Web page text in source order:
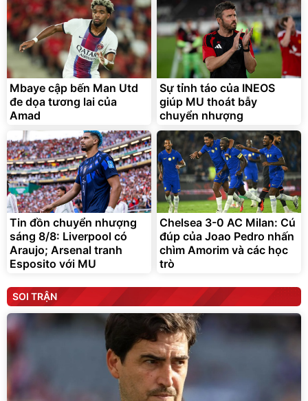
Mbaye cập bến Man Utd
đe dọa tương lai của
Amad
Sự tỉnh táo của INEOS
giúp MU thoát bẫy
chuyển nhượng
Tin đồn chuyển nhượng
sáng 8/8: Liverpool có
Araujo; Arsenal tranh
Esposito với MU
Chelsea 3-0 AC Milan: Cú
đúp của Joao Pedro nhấn
chìm Amorim và các học
trò
SOI TRẬN